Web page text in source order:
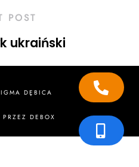
POST
ukraiński
DĘBICA
DEBOX